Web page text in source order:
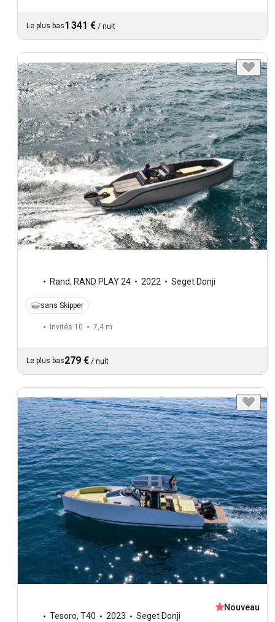
Le plus bas1 341 € / nuit
Rand, RAND PLAY 24 2022 Seget Donji
sans Skipper
Invités 10 7,4 m
Le plus bas279 € / nuit
Tesoro, T40 2023 Seget Donji
Nouveau